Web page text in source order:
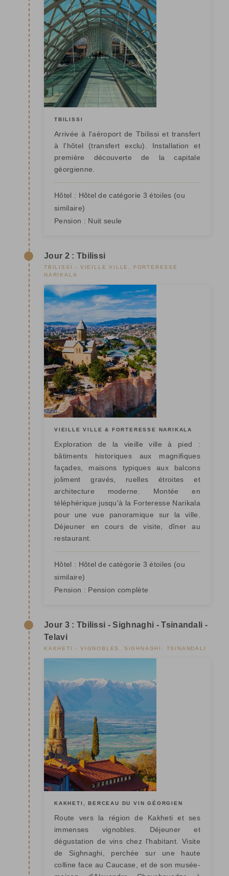
TBILISSI
Arrivée à l'aéroport de Tbilissi et transfert
à l'hôtel (transfert exclu). Installation et
première découverte de la capitale
géorgienne.
Hôtel : Hôtel de catégorie 3 étoiles (ou
similaire)
Pension : Nuit seule
Jour 2 : Tbilissi
TBILISSI - VIEILLE VILLE, FORTERESSE
NARIKALA
VIEILLE VILLE & FORTERESSE NARIKALA
Exploration de la vieille ville à pied :
bâtiments historiques aux magnifiques
façades, maisons typiques aux balcons
joliment gravés, ruelles étroites et
architecture moderne. Montée en
téléphérique jusqu'à la Forteresse Narikala
pour une vue panoramique sur la ville.
Déjeuner en cours de visite, dîner au
restaurant.
Hôtel : Hôtel de catégorie 3 étoiles (ou
similaire)
Pension : Pension complète
Jour 3 : Tbilissi - Sighnaghi - Tsinandali -
Telavi
KAKHETI - VIGNOBLES, SIGHNAGHI, TSINANDALI
KAKHETI, BERCEAU DU VIN GÉORGIEN
Route vers la région de Kakheti et ses
immenses vignobles. Déjeuner et
dégustation de vins chez l'habitant. Visite
de Sighnaghi, perchée sur une haute
colline face au Caucase, et de son musée-